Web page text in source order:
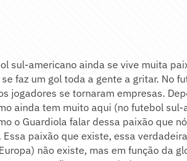
sul-americano ainda se vive muita
faz um gol toda a gente a gritar. No
jogadores se tornaram empresas.
ainda tem muito aqui (no futebol
o Guardiola falar dessa paixão que
Essa paixão que existe, essa
não existe, mas em função da